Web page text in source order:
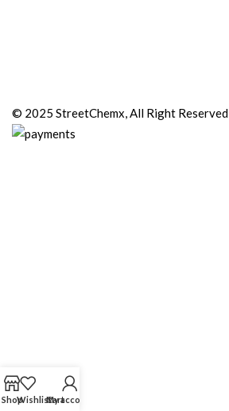
© 2025 StreetChemx, All Right Reserved
ShopWishlistCart
My account